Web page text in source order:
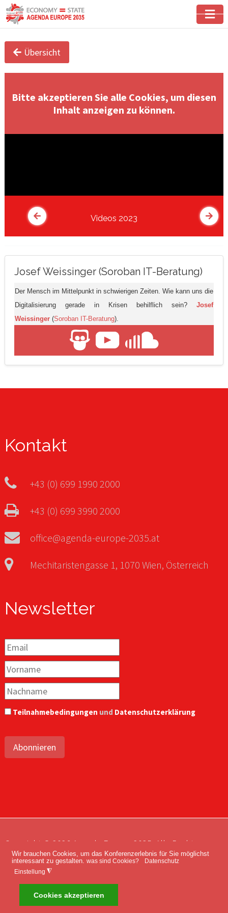
Wir brauchen Cookies, um das Konferenzerlebnis für Sie möglichst
interessant zu gestalten. was sind Cookies? Datenschutz
Einstellung ◮
Cookies akzeptieren
Übersicht
Bitte akzeptieren Sie alle Cookies, um diesen
Inhalt anzeigen zu können.
Videos 2023
Josef Weissinger (Soroban IT-Beratung)
Der Mensch im Mittelpunkt in schwierigen Zeiten. Wie kann uns die
Digitalisierung gerade in Krisen behilflich sein? Josef
Weissinger (Soroban IT-Beratung).
Kontakt
+43 (0) 699 1990 2000
+43 (0) 699 3990 2000
office@agenda-europe-2035.at
Mechitaristengasse 1, 1070 Wien, Österreich
Newsletter
Teilnahmebedingungen und Datenschutzerklärung
Abonnieren
Copyright © 2026 Agenda Europe 2035. Alle Rechte
vorbehalten.